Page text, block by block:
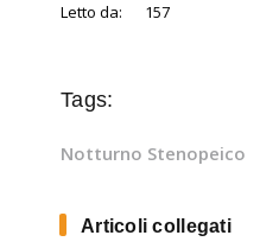
Letto da: 157
Tags:
Notturno Stenopeico
Articoli collegati